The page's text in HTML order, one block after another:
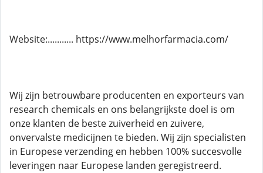
Website:........... https://www.melhorfarmacia.com/
Wij zijn betrouwbare producenten en exporteurs van
research chemicals en ons belangrijkste doel is om
onze klanten de beste zuiverheid en zuivere,
onvervalste medicijnen te bieden. Wij zijn specialisten
in Europese verzending en hebben 100% succesvolle
leveringen naar Europese landen geregistreerd.